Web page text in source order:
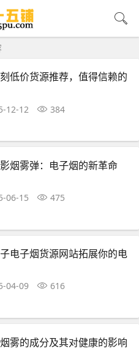
低价货源推荐，值得信赖的
12-12 384
烟雾弹：电子烟的新革命
06-15 475
电子烟货源网站拓展你的电
04-09 616
雾的成分及其对健康的影响